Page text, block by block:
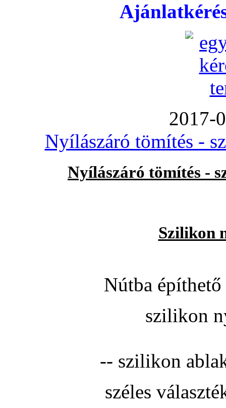
2017-
Nyílászáró tömítés -
Nyílászáró tömítés -
Szilikon
Nútba
szilikon
-- szilikon
széles